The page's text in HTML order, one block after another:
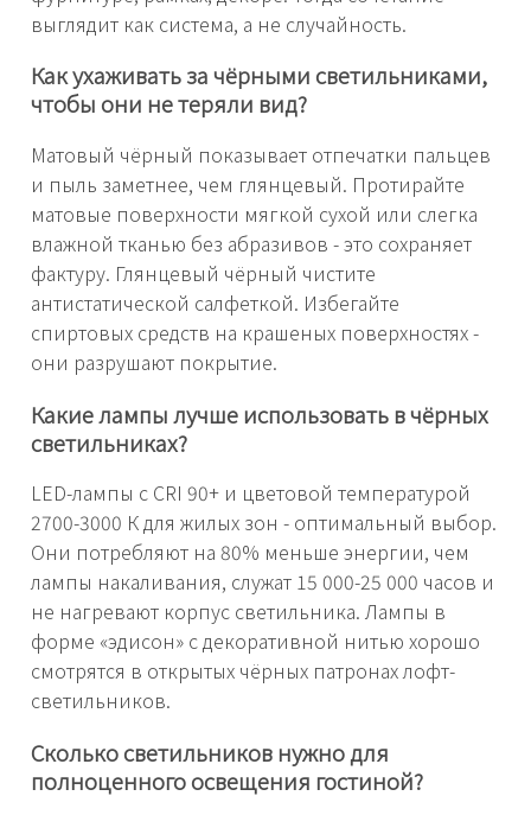
выглядит как система, а не случайность.
Как ухаживать за чёрными светильниками,
чтобы они не теряли вид?
Матовый чёрный показывает отпечатки пальцев
и пыль заметнее, чем глянцевый. Протирайте
матовые поверхности мягкой сухой или слегка
влажной тканью без абразивов - это сохраняет
фактуру. Глянцевый чёрный чистите
антистатической салфеткой. Избегайте
спиртовых средств на крашеных поверхностях -
они разрушают покрытие.
Какие лампы лучше использовать в чёрных
светильниках?
LED-лампы с CRI 90+ и цветовой температурой
2700-3000 К для жилых зон - оптимальный выбор.
Они потребляют на 80% меньше энергии, чем
лампы накаливания, служат 15 000-25 000 часов и
не нагревают корпус светильника. Лампы в
форме «эдисон» с декоративной нитью хорошо
смотрятся в открытых чёрных патронах лофт-
светильников.
Сколько светильников нужно для
полноценного освещения гостиной?